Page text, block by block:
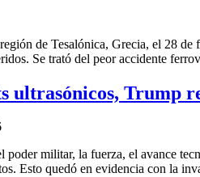
Tesalónica, Grecia, el 28 de
Se trató del peor accidente
ultrasónicos, Trump
militar, la fuerza, el avance
Esto quedó en evidencia con la